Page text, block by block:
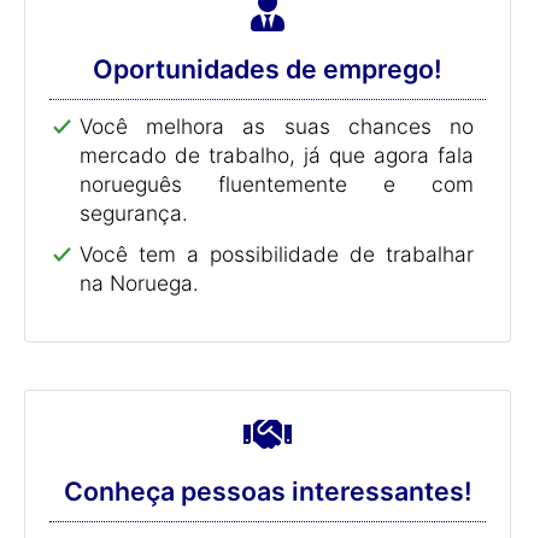
Oportunidades de emprego!
Você melhora as suas chances no
mercado de trabalho, já que agora fala
norueguês fluentemente e com
segurança.
Você tem a possibilidade de trabalhar
na Noruega.
Conheça pessoas interessantes!